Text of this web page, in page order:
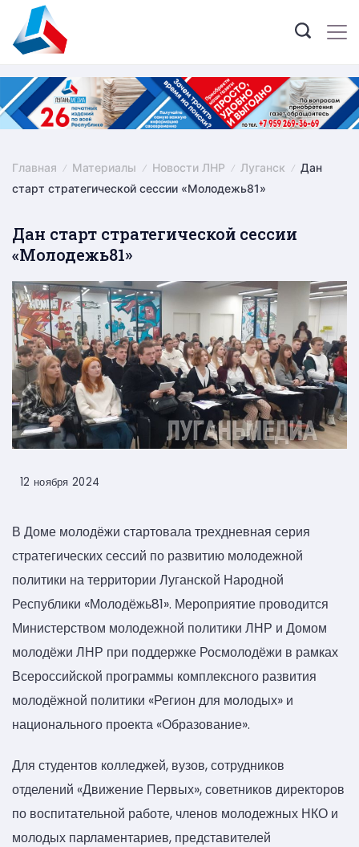
content
Главная Материалы Новости ЛНР Луганск
Дан
старт стратегической сессии «Молодежь81»
Дан старт стратегической сессии
«Молодежь81»
12 ноября 2024
В Доме молодёжи стартовала трехдневная серия
стратегических сессий по развитию молодежной
политики на территории Луганской Народной
Республики «Молодёжь81». Мероприятие проводится
Министерством молодежной политики ЛНР и Домом
молодёжи ЛНР при поддержке Росмолодёжи в рамках
Всероссийской программы комплексного развития
молодёжной политики «Регион для молодых» и
национального проекта «Образование».
Для студентов колледжей, вузов, сотрудников
отделений «Движение Первых», советников директоров
по воспитательной работе, членов молодежных НКО и
молодых парламентариев, представителей